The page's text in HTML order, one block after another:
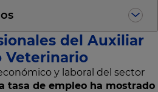
del Auxiliar
Veterinario
y laboral del sector
tasa de empleo ha mostrado